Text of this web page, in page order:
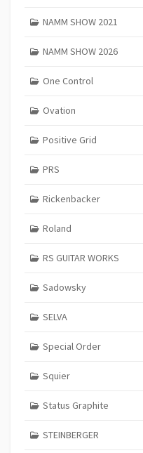
NAMM SHOW 2021
NAMM SHOW 2026
One Control
Ovation
Positive Grid
PRS
Rickenbacker
Roland
RS GUITAR WORKS
Sadowsky
SELVA
Special Order
Squier
Status Graphite
STEINBERGER